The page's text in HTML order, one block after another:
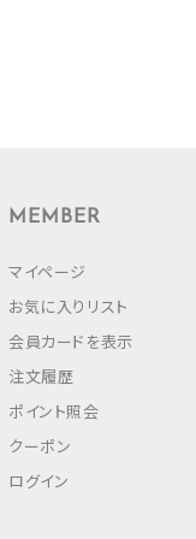
MEMBER
マイページ
お気に入りリスト
会員カードを表示
注文履歴
ポイント照会
クーポン
ログイン